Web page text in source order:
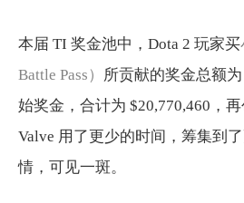
本届 TI 奖金池中，Dota 2 玩家买
Battle Pass）
所贡献的奖金总额
始奖金，合计为 $20,770,460，
Valve 用了更少的时间，筹集到
情，可见一斑。